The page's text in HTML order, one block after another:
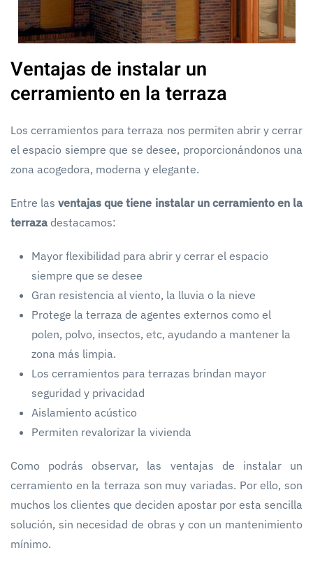
Ventajas de instalar un
cerramiento en la terraza
Los cerramientos para terraza nos permiten abrir y cerrar
el espacio siempre que se desee, proporcionándonos una
zona acogedora, moderna y elegante.
Entre lasventajas que tiene instalar un cerramiento en la
terraza destacamos:
Mayor flexibilidad para abrir y cerrar el espacio
siempre que se desee
Gran resistencia al viento, la lluvia o la nieve
Protege la terraza de agentes externos como el
polen, polvo, insectos, etc, ayudando a mantener la
zona más limpia.
Los cerramientos para terrazas brindan mayor
seguridad y privacidad
Aislamiento acústico
Permiten revalorizar la vivienda
Como podrás observar, las ventajas de instalar un
cerramiento en la terraza son muy variadas. Por ello, son
muchos los clientes que deciden apostar por esta sencilla
solución, sin necesidad de obras y con un mantenimiento
mínimo.